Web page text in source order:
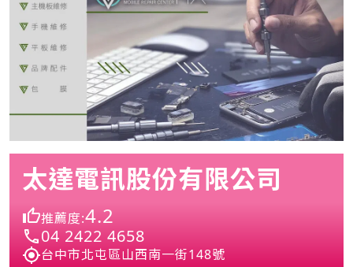
太達電訊股份有限公司
推薦度:4.2
04 2422 4658
台中市北屯區山西南一街148號